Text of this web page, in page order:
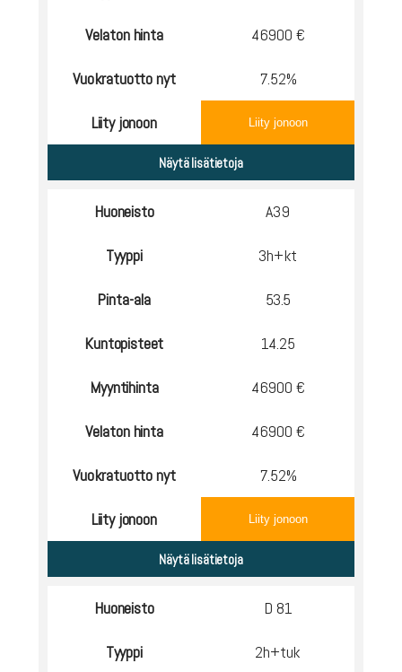
Velaton hinta 46900 €
Vuokratuotto nyt 7.52%
Liity jonoon Liity jonoon
Huoneisto A39
Tyyppi 3h+kt
Pinta-ala 53.5
Kuntopisteet 14.25
Myyntihinta 46900 €
Velaton hinta 46900 €
Vuokratuotto nyt 7.52%
Liity jonoon Liity jonoon
Huoneisto D 81
Tyyppi 2h+tuk